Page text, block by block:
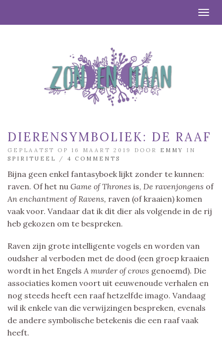
DIERENSYMBOLIEK: DE RAAF
GEPLAATST OP 16 MAART 2019 DOOR EMMY
IN
SPIRITUEEL
/ 4 COMMENTS
Bijna geen enkel fantasyboek lijkt zonder te kunnen:
raven. Of het nu Game of Thrones is, De ravenjongens of
An enchantment of Ravens, raven (of kraaien) komen
vaak voor. Vandaar dat ik dit dier als volgende in de rij
heb gekozen om te bespreken.
Raven zijn grote intelligente vogels en worden van
oudsher al verboden met de dood (een groep kraaien
wordt in het Engels A murder of crows genoemd). Die
associaties komen voort uit eeuwenoude verhalen en
nog steeds heeft een raaf hetzelfde imago. Vandaag
wil ik enkele van die verwijzingen bespreken, evenals
de andere symbolische betekenis die een raaf vaak
heeft.